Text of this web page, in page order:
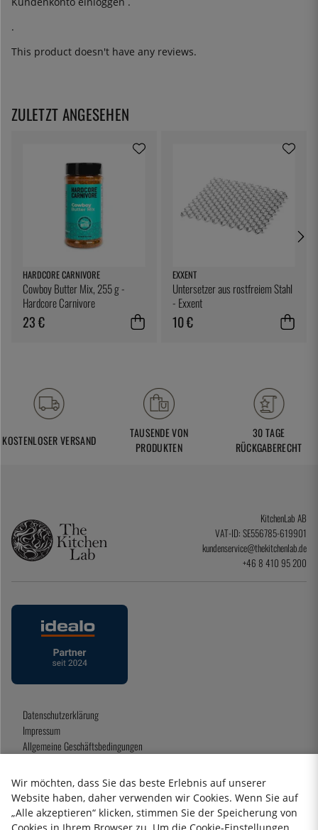
.
This product doesn't have any reviews.
ZULETZT ANGESEHEN
HARDCORE CARNIVORE
Cowboy Butter Mix, 255 g -
Hardcore Carnivore
23 €
EXXENT
Untersetzer aus rostfreiem Stahl
- Exxent
10 €
KOSTENLOSER VERSAND
TAUSENDE VON
PRODUKTEN
30 TAGE
RÜCKGABERECHT
KitchenLab AB
VAT-ID: SE556785-619901
kundenservice@thekitchenlab.de
+46 8 410 95 200
Datenschutzerklärung
Impressum
Allgemeine Geschäftsbedingungen
2026 KitchenLab AB
Wir möchten, dass Sie das beste Erlebnis auf unserer
Website haben, daher verwenden wir Cookies. Wenn Sie auf
„Alle akzeptieren“ klicken, stimmen Sie der Speicherung von